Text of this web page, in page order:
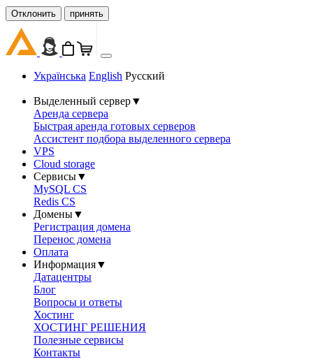
Oтклонить принять
Українська English Русский
Выделенный сервер▼
Аренда сервера
Быстрая аренда готовых серверов
Ассистент подбора выделенного сервера
VPS
Cloud storage
Сервисы▼
MySQL CS
Redis CS
Домены▼
Регистрация домена
Перенос домена
Оплата
Информация▼
Датацентры
Блог
Вопросы и ответы
Хостинг
ХОСТИНГ РЕШЕНИЯ
Полезные сервисы
Контакты